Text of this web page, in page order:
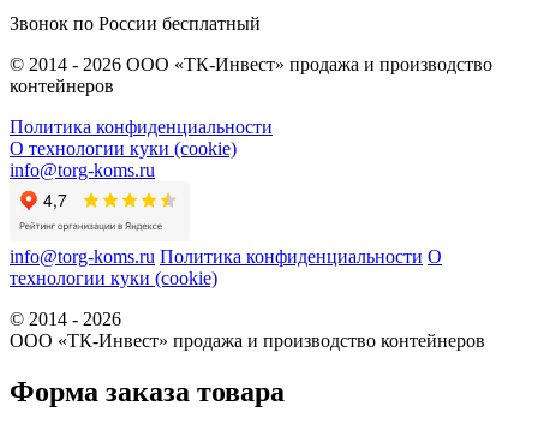
Звонок по России бесплатный
© 2014 - 2026 ООО «ТК-Инвест» продажа и производство
контейнеров
Политика конфиденциальности
О технологии куки (cookie)
info@torg-koms.ru
info@torg-koms.ru Политика конфиденциальности О
технологии куки (cookie)
© 2014 - 2026
ООО «ТК-Инвест» продажа и производство контейнеров
Форма заказа товара